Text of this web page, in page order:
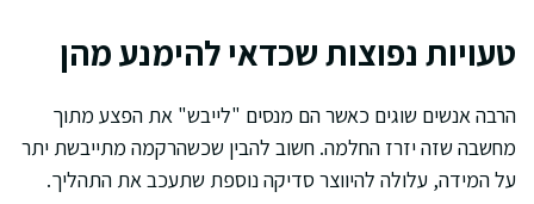
טעויות נפוצות שכדאי להימנע מהן
הרבה אנשים שוגים כאשר הם מנסים "לייבש" את הפצע מתוך
מחשבה שזה יזרז החלמה. חשוב להבין שכשהרקמה מתייבשת יתר
על המידה, עלולה להיווצר סדיקה נוספת שתעכב את התהליך.